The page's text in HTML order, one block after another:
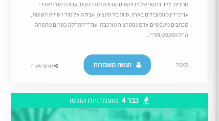
מניבים, ליווי בנקאי של פרויקטים ועבודה מול בנקים, עבודה מול משרדי
עורכי דין מהמובילים בארץ, סיוע בליטיגציה, עבודה אל מול רשויות השונות,
מכתבים משפטיים אדמינסטרציה מורכבת ועוד.**התחלה כטרום מתמחה
החל מ09/2026**...
76265 הגשת מועמדות שיתוף משרה
כבר 4 מועמדויות הוגשו